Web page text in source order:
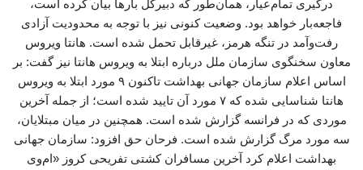
درگیری تمام‌عیار، همان‌طور که دبیرکل بارها بیان کرده است،
فاجعه‌بار خواهد بود. وضعیت کنونی نیز با توجه به محدودیت آزادی
رفت‌وآمد در تنگه هرمز، غیرقابل تحمل شده است. هانتا ویروس
معاون سخنگوی سازمان ملل درباره ابتلا به ویروس هانتا نیز گفت: بر
اساس اعلام سازمان جهانی بهداشت تاکنون ۹ مورد ابتلا به ویروس
هانتا شناسایی شده که ۷ مورد آن تایید شده است؛ از جمله آخرین
موردی که در فرانسه گزارش شده است. همچنین در میان مبتلایان،
سه مورد مرگ گزارش شده است. فرحان حق افزود: سازمان جهانی
بهداشت اعلام کرد آخرین مسافران کشتی تفریحی کروز «ام‌وی